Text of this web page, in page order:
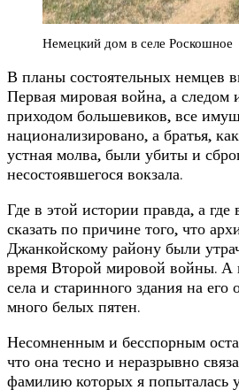
Немецкий дом в селе Роскошное
В планы состоятельных немцев
Первая мировая война, а следом
приходом большевиков, все
национализировано, а братья,
устная молва, были убиты и
несостоявшегося вокзала.
Где в этой истории правда, а
сказать по причине того, что
Джанкойскому району были
время Второй мировой войны. А
села и старинного здания на его
много белых пятен.
Несомненным и бесспорным
что она тесно и неразрывно
фамилию которых я попыталась